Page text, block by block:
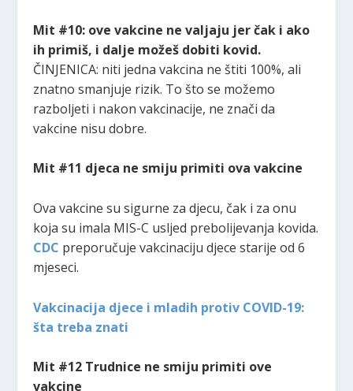
Mit #10: ove vakcine ne valjaju jer čak i ako
ih primiš, i dalje možeš dobiti kovid.
ČINJENICA: niti jedna vakcina ne štiti 100%, ali
znatno smanjuje rizik. To što se možemo
razboljeti i nakon vakcinacije, ne znači da
vakcine nisu dobre.
Mit #11 djeca ne smiju primiti ova vakcine
Ova vakcine su sigurne za djecu, čak i za onu
koja su imala MIS-C usljed prebolijevanja kovida.
CDC preporučuje vakcinaciju djece starije od 6
mjeseci.
Vakcinacija djece i mladih protiv COVID-19:
šta treba znati
Mit #12 Trudnice ne smiju primiti ove
vakcine